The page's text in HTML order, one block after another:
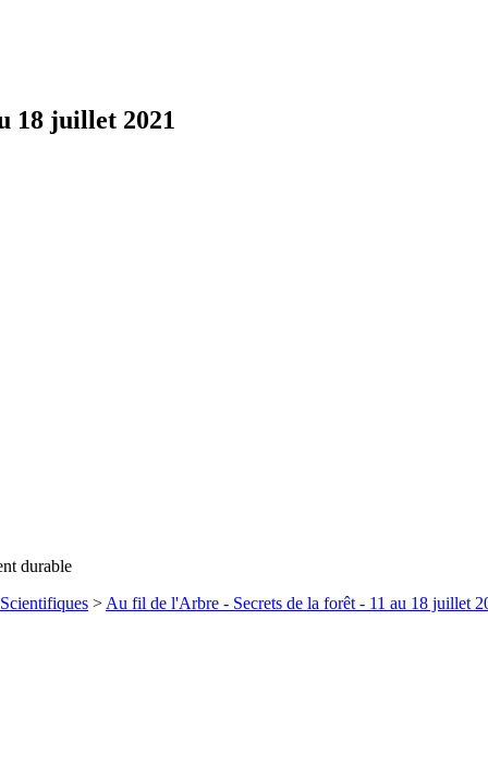
18 juillet 2021
durable
> Au fil de l'Arbre - Secrets de la forêt - 11 au 18 juillet